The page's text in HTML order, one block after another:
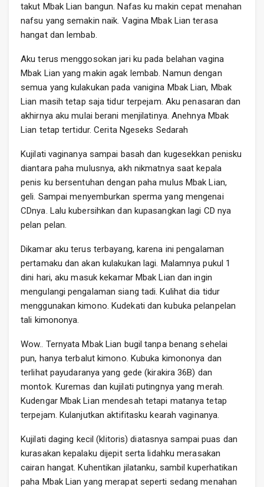
takut Mbak Lian bangun. Nafas ku makin cepat menahan
nafsu yang semakin naik. Vagina Mbak Lian terasa
hangat dan lembab.
Aku terus menggosokan jari ku pada belahan vagina
Mbak Lian yang makin agak lembab. Namun dengan
semua yang kulakukan pada vanigina Mbak Lian, Mbak
Lian masih tetap saja tidur terpejam. Aku penasaran dan
akhirnya aku mulai berani menjilatinya. Anehnya Mbak
Lian tetap tertidur. Cerita Ngeseks Sedarah
Kujilati vaginanya sampai basah dan kugesekkan penisku
diantara paha mulusnya, akh nikmatnya saat kepala
penis ku bersentuhan dengan paha mulus Mbak Lian,
geli. Sampai menyemburkan sperma yang mengenai
CDnya. Lalu kubersihkan dan kupasangkan lagi CD nya
pelan pelan.
Dikamar aku terus terbayang, karena ini pengalaman
pertamaku dan akan kulakukan lagi. Malamnya pukul 1
dini hari, aku masuk kekamar Mbak Lian dan ingin
mengulangi pengalaman siang tadi. Kulihat dia tidur
menggunakan kimono. Kudekati dan kubuka pelanpelan
tali kimononya.
Wow.. Ternyata Mbak Lian bugil tanpa benang sehelai
pun, hanya terbalut kimono. Kubuka kimononya dan
terlihat payudaranya yang gede (kirakira 36B) dan
montok. Kuremas dan kujilati putingnya yang merah.
Kudengar Mbak Lian mendesah tetapi matanya tetap
terpejam. Kulanjutkan aktifitasku kearah vaginanya.
Kujilati daging kecil (klitoris) diatasnya sampai puas dan
kurasakan kepalaku dijepit serta lidahku merasakan
cairan hangat. Kuhentikan jilatanku, sambil kuperhatikan
paha Mbak Lian yang merapat seperti sedang menahan